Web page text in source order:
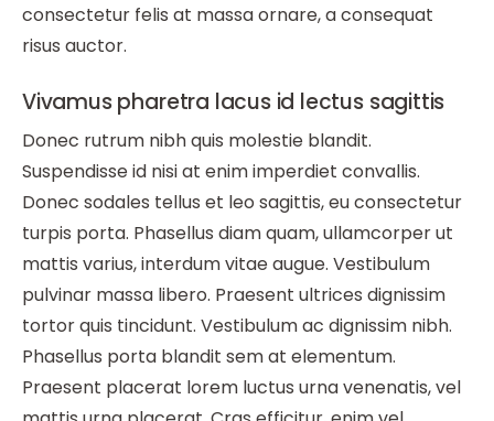
consectetur felis at massa ornare, a consequat
risus auctor.
Vivamus pharetra lacus id lectus sagittis
Donec rutrum nibh quis molestie blandit.
Suspendisse id nisi at enim imperdiet convallis.
Donec sodales tellus et leo sagittis, eu consectetur
turpis porta. Phasellus diam quam, ullamcorper ut
mattis varius, interdum vitae augue. Vestibulum
pulvinar massa libero. Praesent ultrices dignissim
tortor quis tincidunt. Vestibulum ac dignissim nibh.
Phasellus porta blandit sem at elementum.
Praesent placerat lorem luctus urna venenatis, vel